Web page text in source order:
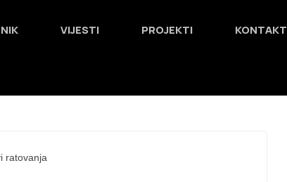
VIJESTI PROJEKTI KONTAKT